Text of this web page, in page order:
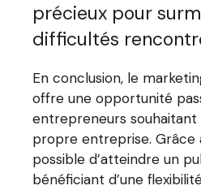
précieux pour
difficultés
En conclusion, le
offre une opportunité
entrepreneurs
propre entreprise. Grâce
possible d’atteindre un
bénéficiant d’une